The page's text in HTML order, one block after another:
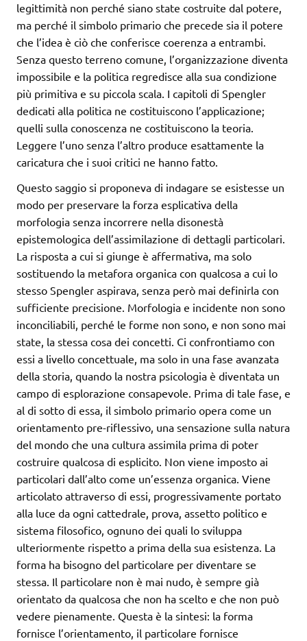
legittimità non perché siano state costruite dal potere,
ma perché il simbolo primario che precede sia il potere
che l’idea è ciò che conferisce coerenza a entrambi.
Senza questo terreno comune, l’organizzazione diventa
impossibile e la politica regredisce alla sua condizione
più primitiva e su piccola scala. I capitoli di Spengler
dedicati alla politica ne costituiscono l’applicazione;
quelli sulla conoscenza ne costituiscono la teoria.
Leggere l’uno senza l’altro produce esattamente la
caricatura che i suoi critici ne hanno fatto.
Questo saggio si proponeva di indagare se esistesse un
modo per preservare la forza esplicativa della
morfologia senza incorrere nella disonestà
epistemologica dell’assimilazione di dettagli particolari.
La risposta a cui si giunge è affermativa, ma solo
sostituendo la metafora organica con qualcosa a cui lo
stesso Spengler aspirava, senza però mai definirla con
sufficiente precisione. Morfologia e incidente non sono
inconciliabili, perché le forme non sono, e non sono mai
state, la stessa cosa dei concetti. Ci confrontiamo con
essi a livello concettuale, ma solo in una fase avanzata
della storia, quando la nostra psicologia è diventata un
campo di esplorazione consapevole. Prima di tale fase, e
al di sotto di essa, il simbolo primario opera come un
orientamento pre-riflessivo, una sensazione sulla natura
del mondo che una cultura assimila prima di poter
costruire qualcosa di esplicito. Non viene imposto ai
particolari dall’alto come un’essenza organica. Viene
articolato attraverso di essi, progressivamente portato
alla luce da ogni cattedrale, prova, assetto politico e
sistema filosofico, ognuno dei quali lo sviluppa
ulteriormente rispetto a prima della sua esistenza. La
forma ha bisogno del particolare per diventare se
stessa. Il particolare non è mai nudo, è sempre già
orientato da qualcosa che non ha scelto e che non può
vedere pienamente. Questa è la sintesi: la forma
fornisce l’orientamento, il particolare fornisce